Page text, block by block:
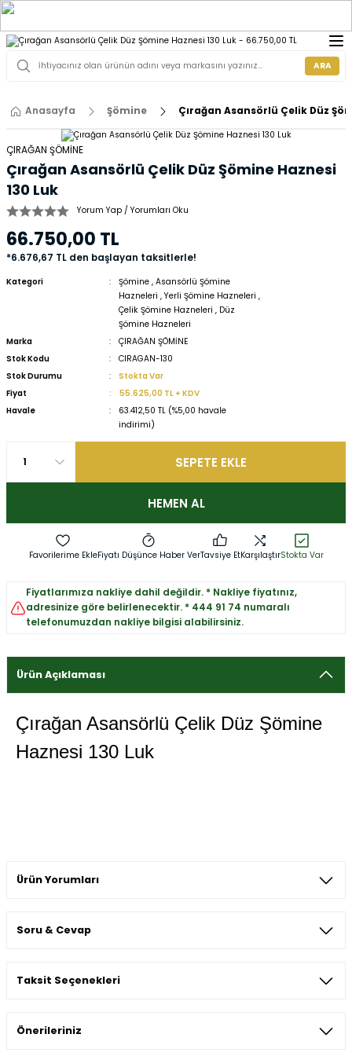
ARA
Anasayfa Şömine Çırağan Asansörlü Çelik Düz
ÇIRAĞAN ŞÖMİNE
Çırağan Asansörlü Çelik Düz Şömine Haznesi
130 Luk
Yorum Yap / Yorumları Oku
66.750,00 TL
*6.676,67 TL den başlayan taksitlerle!
Kategori Şömine ,Asansörlü Şömine
Hazneleri ,Yerli Şömine Hazneleri ,
Çelik Şömine Hazneleri , Düz
Şömine Hazneleri
Marka
ÇIRAĞAN ŞÖMİNE
Stok Kodu
CIRAGAN-130
Stok Durumu
Stokta Var
Fiyat
55.625,00 TL + KDV
Havale
63.412,50 TL (%5,00 havale
indirimi)
SEPETE EKLE
HEMEN AL
Fiyatı Düşünce Haber VerTavsiye EtKarşılaştırStokta Var
Fiyatlarımıza nakliye dahil değildir. * Nakliye fiyatınız,
adresinize göre belirlenecektir. * 444 91 74 numaralı
telefonumuzdan nakliye bilgisi alabilirsiniz.
Ürün Açıklaması
Çırağan Asansörlü Çelik Düz Şömine
Haznesi 130 Luk
Ürün Yorumları
Soru & Cevap
Taksit Seçenekleri
Önerileriniz